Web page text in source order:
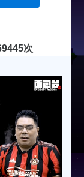
次